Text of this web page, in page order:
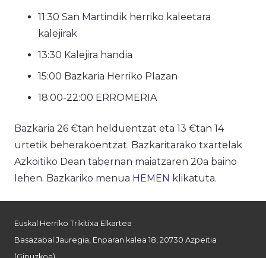
11:30 San Martindik herriko kaleetara
kalejirak
13:30 Kalejira handia
15:00 Bazkaria Herriko Plazan
18:00-22:00 ERROMERIA
Bazkaria 26 €tan helduentzat eta 13 €tan 14
urtetik beherakoentzat. Bazkaritarako txartelak
Azkoitiko Dean tabernan maiatzaren 20a baino
lehen. Bazkariko menua HEMEN klikatuta.
Euskal Herriko Trikitixa Elkartea
Basazabal Jauregia, Enparan kalea 18, 20730 Azpeitia